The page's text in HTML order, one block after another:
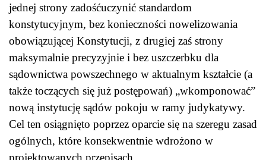
jednej strony zadośćuczynić standardom
konstytucyjnym, bez konieczności nowelizowania
obowiązującej Konstytucji, z drugiej zaś strony
maksymalnie precyzyjnie i bez uszczerbku dla
sądownictwa powszechnego w aktualnym kształcie (a
także toczących się już postępowań) „wkomponować”
nową instytucję sądów pokoju w ramy judykatywy.
Cel ten osiągnięto poprzez oparcie się na szeregu zasad
ogólnych, które konsekwentnie wdrożono w
projektowanych przepisach.